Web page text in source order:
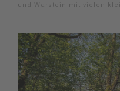
und Warstein mit vielen